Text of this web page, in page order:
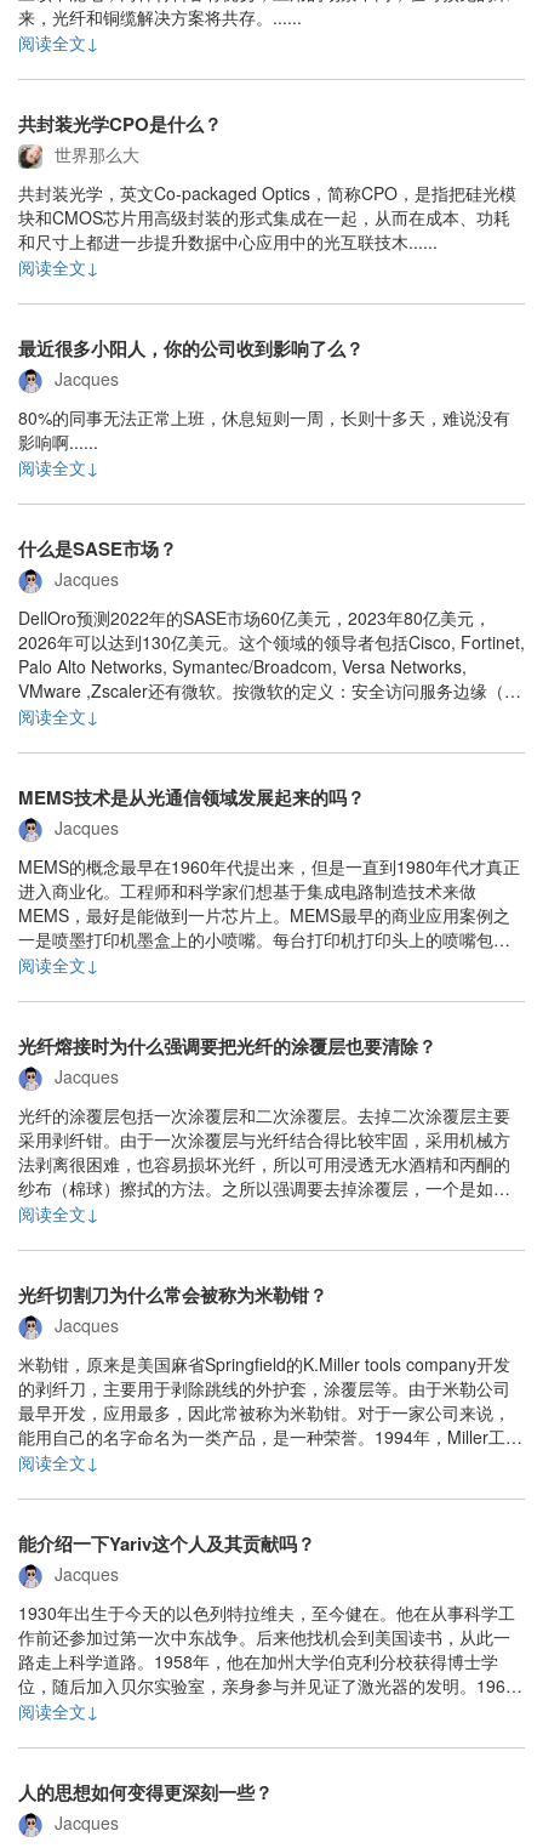
来，光纤和铜缆解决方案将共存。......
阅读全文↓
共封装光学CPO是什么？
世界那么大
共封装光学，英文Co-packaged Optics，简称CPO，是指把硅光模
块和CMOS芯片用高级封装的形式集成在一起，从而在成本、功耗
和尺寸上都进一步提升数据中心应用中的光互联技木......
阅读全文↓
最近很多小阳人，你的公司收到影响了么？
Jacques
80%的同事无法正常上班，休息短则一周，长则十多天，难说没有
影响啊......
阅读全文↓
什么是SASE市场？
Jacques
DellOro预测2022年的SASE市场60亿美元，2023年80亿美元，
2026年可以达到130亿美元。这个领域的领导者包括Cisco, Fortinet,
Palo Alto Networks, Symantec/Broadcom, Versa Networks,
VMware ,Zscaler还有微软。按微软的定义：安全访问服务边缘（通
常简称 SASE）是一种安全框架，它将软件定义广域网 ......
阅读全文↓
MEMS技术是从光通信领域发展起来的吗？
Jacques
MEMS的概念最早在1960年代提出来，但是一直到1980年代才真正
进入商业化。工程师和科学家们想基于集成电路制造技术来做
MEMS，最好是能做到一片芯片上。MEMS最早的商业应用案例之
一是喷墨打印机墨盒上的小喷嘴。每台打印机打印头上的喷嘴包括
了一个中空的腔。打印用的墨流到其中，利用微小的电加热器加
阅读全文↓
光纤熔接时为什么强调要把光纤的涂覆层也要清除？
Jacques
光纤的涂覆层包括一次涂覆层和二次涂覆层。去掉二次涂覆层主要
采用剥纤钳。由于一次涂覆层与光纤结合得比较牢固，采用机械方
法剥离很困难，也容易损坏光纤，所以可用浸透无水酒精和丙酮的
纱布（棉球）擦拭的方法。之所以强调要去掉涂覆层，一个是如果
不去掉，可能导致随后的光纤切割困难，甚至损害切割刀，要知
阅读全文↓
光纤切割刀为什么常会被称为米勒钳？
Jacques
米勒钳，原来是美国麻省Springfield的K.Miller tools company开发
的剥纤刀，主要用于剥除跳线的外护套，涂覆层等。由于米勒公司
最早开发，应用最多，因此常被称为米勒钳。对于一家公司来说，
能用自己的名字命名为一类产品，是一种荣誉。1994年，Miller工具
公司被美国电缆工具制造商Ripley收购，成为Ripley旗下品牌。2006
阅读全文↓
能介绍一下Yariv这个人及其贡献吗？
Jacques
1930年出生于今天的以色列特拉维夫，至今健在。他在从事科学工
作前还参加过第一次中东战争。后来他找机会到美国读书，从此一
路走上科学道路。1958年，他在加州大学伯克利分校获得博士学
位，随后加入贝尔实验室，亲身参与并见证了激光器的发明。1964
年后他加入加州理工，并一直工作到退休。光电子学之所以成为一
阅读全文↓
人的思想如何变得更深刻一些？
Jacques